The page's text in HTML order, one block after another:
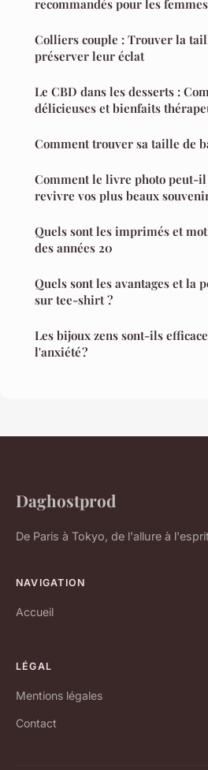
recommandés pour les
Colliers couple : Trouver la
préserver leur éclat
Le CBD dans les desserts :
délicieuses et bienfaits
Comment trouver sa taille de
Comment le livre photo peut-
revivre vos plus beaux
Quels sont les imprimés et
des années 20
Quels sont les avantages et la
sur tee-shirt ?
Les bijoux zens sont-ils
l'anxiété ?
Daghostprod
De Paris à Tokyo, de l'allure à
NAVIGATION
Accueil
LÉGAL
Mentions légales
Contact